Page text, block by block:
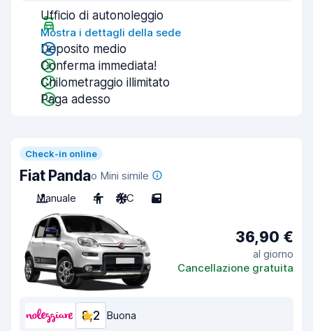
Ufficio di autonoleggio
Mostra i dettagli della sede
Deposito medio
Conferma immediata!
Chilometraggio illimitato
Paga adesso
Check-in online
Fiat Pandao Mini simile
Manuale
4 A/C 5
36,90 €
al giorno
Cancellazione gratuita
8,2 Buona